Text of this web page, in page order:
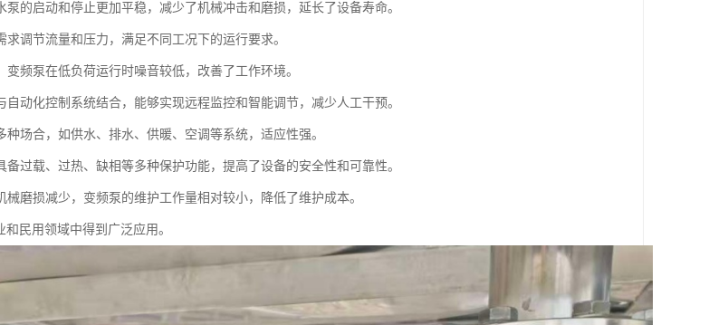
的启动和停止更加平稳，减少了机械冲击和磨损，延长了设备寿命。
调节流量和压力，满足不同工况下的运行要求。
频泵在低负荷运行时噪音较低，改善了工作环境。
动化控制系统结合，能够实现远程监控和智能调节，减少人工干预。
场合，如供水、排水、供暖、空调等系统，适应性强。
过载、过热、缺相等多种保护功能，提高了设备的安全性和可靠性。
磨损减少，变频泵的维护工作量相对较小，降低了维护成本。
民用领域中得到广泛应用。